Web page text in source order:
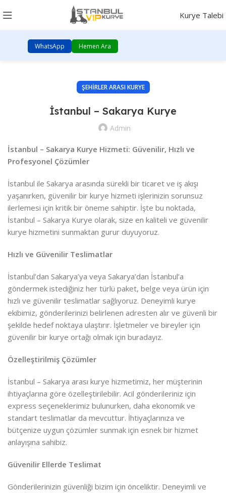
Kurye Talebi
WhatsApp Hemen Ara
ŞEHIRLER ARASI KURYE
İstanbul – Sakarya Kurye
Admin
İstanbul – Sakarya Kurye Hizmeti: Güvenilir, Hızlı ve
Profesyonel Çözümler
İstanbul ile Sakarya arasında sürekli bir ticaret ve iş akışı
yaşanırken, güvenilir bir kurye hizmeti işlerinizin sorunsuz
ilerlemesi için kritik bir öneme sahiptir. İşte bu noktada,
İstanbul – Sakarya Kurye olarak, size en kaliteli ve güvenilir
kurye hizmetini sunmaktan gurur duyuyoruz.
Hızlı ve Güvenilir Teslimatlar
İstanbul’dan Sakarya’ya veya Sakarya’dan İstanbul’a
göndermek istediğiniz her türlü paket, belge veya ürün için
hızlı ve güvenilir teslimatlar sağlıyoruz. Deneyimli kurye
ekibimiz, gönderilerinizi belirlenen adresten alır ve güvenli bir
şekilde hedef noktaya ulaştırır. İşletmeler ve bireyler için
güvenilir bir kurye ortağı olmak için buradayız.
Özelleştirilmiş Çözümler
İstanbul – Sakarya arası kurye hizmetimiz, her müşterinin
ihtiyaçlarına göre özelleştirilebilir. Acil gönderileriniz için
express seçeneklerimiz bulunurken, daha ekonomik ve
standart teslimatlar da mevcuttur. İhtiyaçlarınıza ve
bütçenize uygun çözümler sunmak için esnek bir hizmet
anlayışına sahibiz.
Güvenilir Ellerde Teslimat
Gönderilerinizin güvenliği bizim için önceliktir. Deneyimli ve